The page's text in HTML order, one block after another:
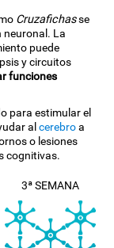
Cruzafichasse
La
puede
y circuitos
funciones
para estimular el
alcerebroa
o lesiones
cognitivas.
3ª SEMANA